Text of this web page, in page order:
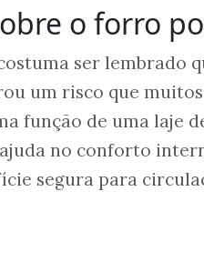
o forro
ser lembrado
um risco que
função de uma laje
no conforto
segura para